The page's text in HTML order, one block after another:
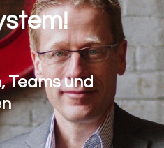
Teams und